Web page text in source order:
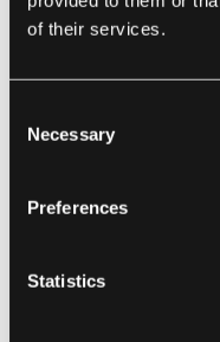
of their services.
Selection
Necessary
Preferences
Statistics
Log my Care to
Założona w 2017
Oksfordu, Sama
niedawno